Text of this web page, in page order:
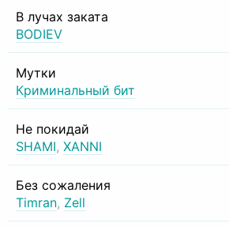
В лучах заката
BODIEV
Мутки
Криминальный бит
Не покидай
SHAMI, XANNI
Без сожаления
Timran, Zell